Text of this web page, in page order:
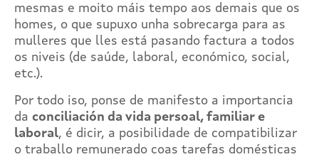
mesmas e moito máis tempo aos demais que os
homes, o que supuxo unha sobrecarga para as
mulleres que lles está pasando factura a todos
os niveis (de saúde, laboral, económico, social,
etc.).
Por todo iso, ponse de manifesto a importancia
da conciliación da vida persoal, familiar e
laboral, é dicir, a posibilidade de compatibilizar
o traballo remunerado coas tarefas domésticas